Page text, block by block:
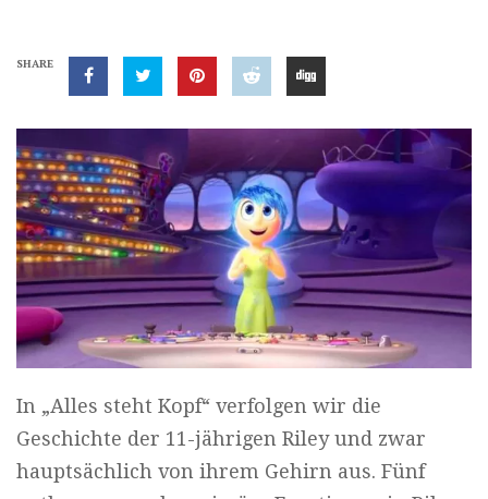
SHARE
In „Alles steht Kopf“ verfolgen wir die
Geschichte der 11-jährigen Riley und zwar
hauptsächlich von ihrem Gehirn aus. Fünf